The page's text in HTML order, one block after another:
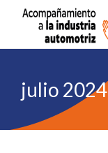
julio 2024